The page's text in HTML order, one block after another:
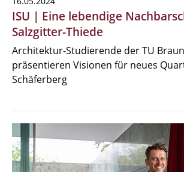
ISU | Eine lebendige
Salzgitter-Thiede
Architektur-Studierende der TU
präsentieren Visionen für neues
Schäferberg